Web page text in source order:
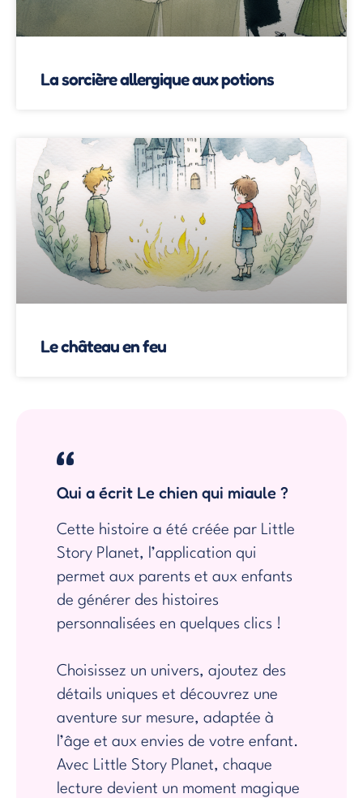
La sorcière allergique aux potions
Le château en feu
Qui a écrit Le chien qui miaule ?
Cette histoire a été créée par Little
Story Planet, l’application qui
permet aux parents et aux enfants
de générer des histoires
personnalisées en quelques clics !
Choisissez un univers, ajoutez des
détails uniques et découvrez une
aventure sur mesure, adaptée à
l’âge et aux envies de votre enfant.
Avec Little Story Planet, chaque
lecture devient un moment magique